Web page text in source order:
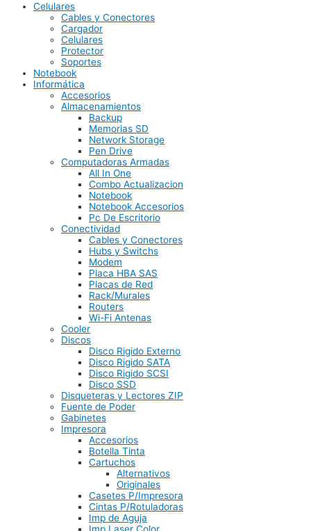
Celulares
Cables y Conectores
Cargador
Celulares
Protector
Soportes
Notebook
Informática
Accesorios
Almacenamientos
Backup
Memorias SD
Network Storage
Pen Drive
Computadoras Armadas
All In One
Combo Actualizacion
Notebook
Notebook Accesorios
Pc De Escritorio
Conectividad
Cables y Conectores
Hubs y Switchs
Modem
Placa HBA SAS
Placas de Red
Rack/Murales
Routers
Wi-Fi Antenas
Cooler
Discos
Disco Rigido Externo
Disco Rigido SATA
Disco Rigido SCSI
Disco SSD
Disqueteras y Lectores ZIP
Fuente de Poder
Gabinetes
Impresora
Accesorios
Botella Tinta
Cartuchos
Alternativos
Originales
Casetes P/Impresora
Cintas P/Rotuladoras
Imp de Aguja